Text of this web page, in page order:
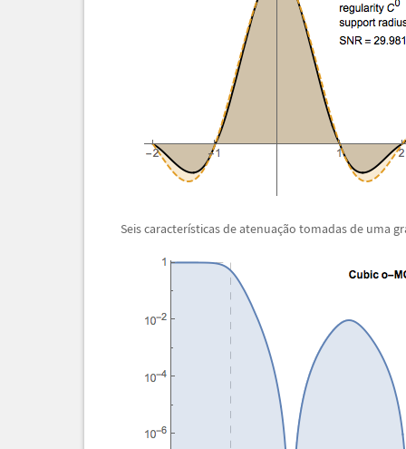
Seis características de atenuação tomadas de uma